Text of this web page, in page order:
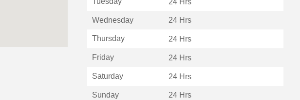
Wednesday 24 Hrs
Thursday 24 Hrs
Friday 24 Hrs
Saturday 24 Hrs
Sunday 24 Hrs